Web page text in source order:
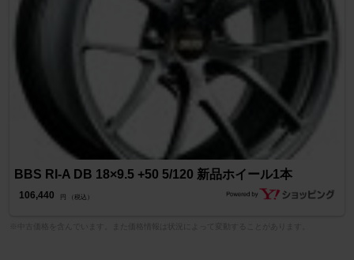
BBS RI-A DB 18×9.5 +50 5/120 新品ホイール1本
106,440 円 （税込）